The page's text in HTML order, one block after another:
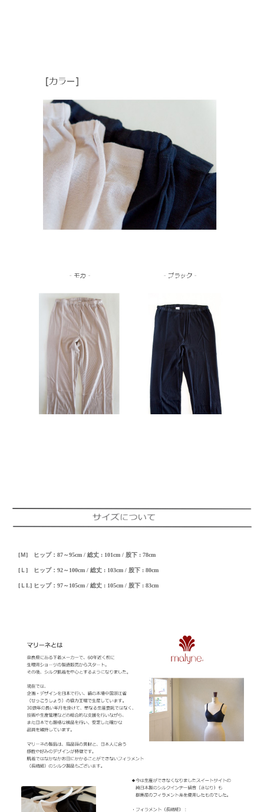
[Ｍ] ヒップ：87～95cm / 総丈 : 101cm / 股下 : 78cm
[Ｌ] ヒップ：92～100cm / 総丈 : 103cm / 股下 : 80cm
[ＬL] ヒップ：97～105cm / 総丈 : 105cm / 股下 : 83cm